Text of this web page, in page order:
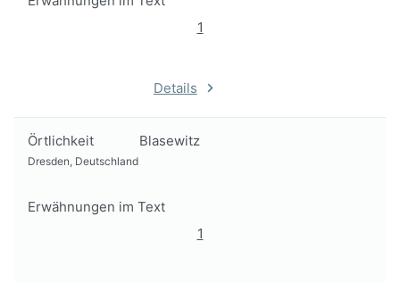
1
Details
Örtlichkeit Blasewitz
Dresden, Deutschland
Erwähnungen im Text
1